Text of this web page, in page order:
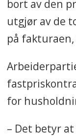
bort av den
utgjør av de
på fakturaen,
for
– Det betyr